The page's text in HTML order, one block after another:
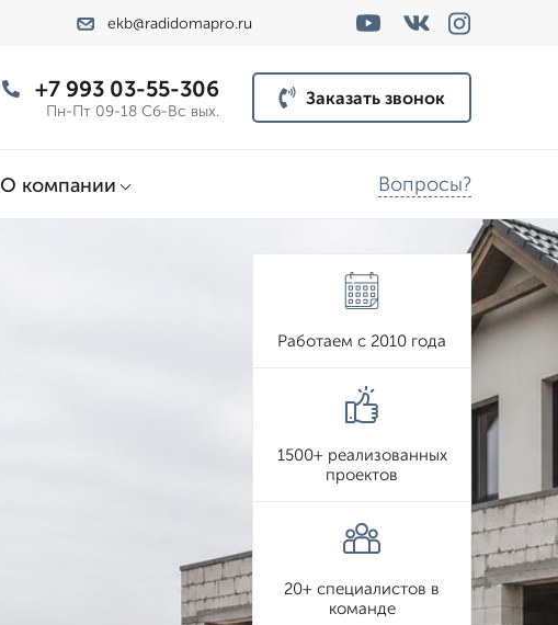
ekb@radidomapro.ru
+7 993 03-55-306
Пн-Пт 09-18 Сб-Вс вых.
Заказать звонок
О компании Вопросы?
Работаем с 2010 года
1500+ реализованных
проектов
20+ специалистов в
команде